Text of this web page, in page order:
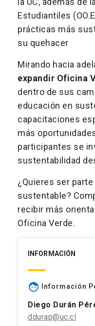
Estudiantiles
prácticas más
su quehacer
Mirando hacia
expandir Oficina
dentro de sus
educación en
capacitaciones
más
participantes se
sustentabilidad
¿Quieres ser
sustentable?
recibir más
Oficina Verde.
INFORMACIÓN
face Información
Diego Durán
ddurap@uc.cl